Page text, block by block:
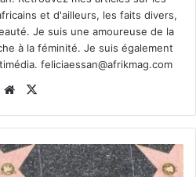
et d'ailleurs, les faits divers,
Je suis une amoureuse de la
à la féminité. Je suis également
feliciaessan@afrikmag.com
Website